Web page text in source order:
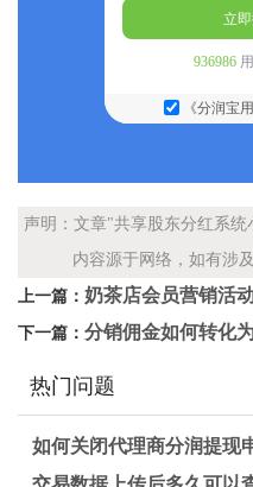
立
936986用
《分润宝
声明：文章"共享股东分红系
内容源于网络，如有涉
上一篇： 奶茶店会员营销活
下一篇： 分销佣金如何转化
热门问题
如何关闭代理商分润提现